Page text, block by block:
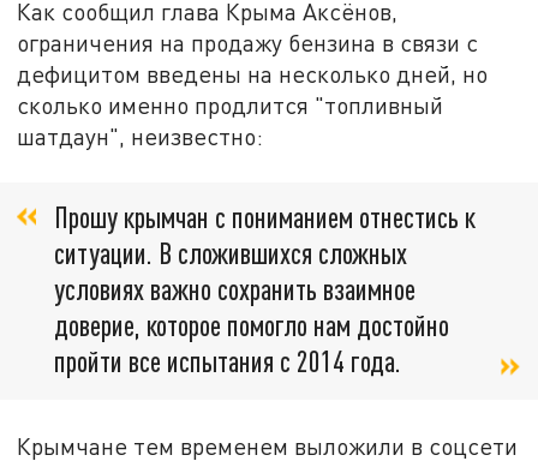
Как сообщил глава Крыма Аксёнов,
ограничения на продажу бензина в связи с
дефицитом введены на несколько дней, но
сколько именно продлится "топливный
шатдаун", неизвестно:
Прошу крымчан с пониманием отнестись к
ситуации. В сложившихся сложных
условиях важно сохранить взаимное
доверие, которое помогло нам достойно
пройти все испытания с 2014 года.
Крымчане тем временем выложили в соцсети